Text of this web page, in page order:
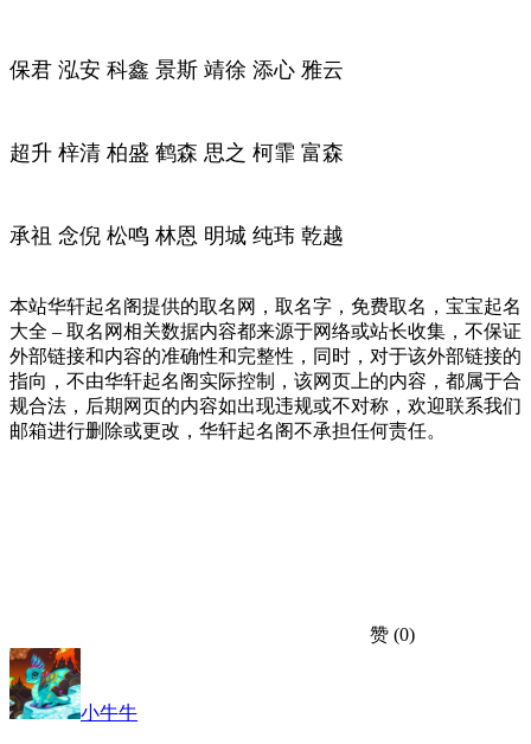
保君 泓安 科鑫 景斯 靖徐 添心 雅云
超升 梓清 柏盛 鹤森 思之 柯霏 富森
承祖 念倪 松鸣 林恩 明城 纯玮 乾越
本站华轩起名阁提供的取名网，取名字，免费取名，宝宝起名
大全 – 取名网相关数据内容都来源于网络或站长收集，不保证
外部链接和内容的准确性和完整性，同时，对于该外部链接的
指向，不由华轩起名阁实际控制，该网页上的内容，都属于合
规合法，后期网页的内容如出现违规或不对称，欢迎联系我们
邮箱进行删除或更改，华轩起名阁不承担任何责任。
赞 (0)
小牛牛